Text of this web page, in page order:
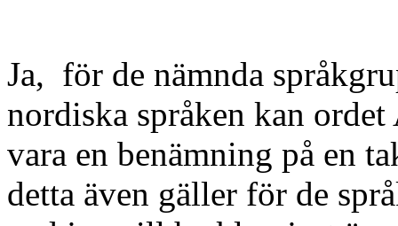
Ja, för de nämnda
nordiska språken kan
vara en benämning på en
detta även gäller för de